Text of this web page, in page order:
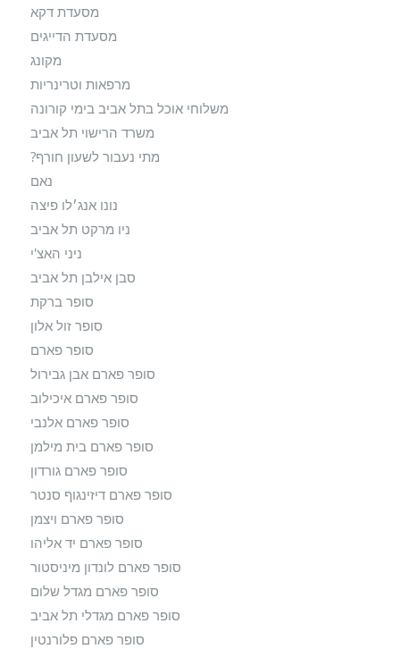
מסעדת דקא
מסעדת הדייגים
מקונג
מרפאות וטרינריות
משלוחי אוכל בתל אביב בימי קורונה
משרד הרישוי תל אביב
מתי נעבור לשעון חורף?
נאם
נונו אנג׳לו פיצה
ניו מרקט תל אביב
ניני האצ'י
סבן אילבן תל אביב
סופר ברקת
סופר זול אלון
סופר פארם
סופר פארם אבן גבירול
סופר פארם איכילוב
סופר פארם אלנבי
סופר פארם בית מילמן
סופר פארם גורדון
סופר פארם דיזינגוף סנטר
סופר פארם ויצמן
סופר פארם יד אליהו
סופר פארם לונדון מיניסטור
סופר פארם מגדל שלום
סופר פארם מגדלי תל אביב
סופר פארם פלורנטין